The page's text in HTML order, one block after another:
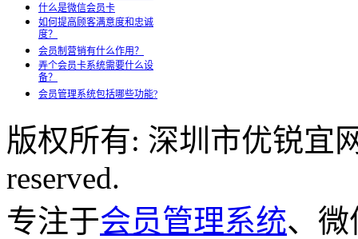
什么是微信会员卡
如何提高顾客满意度和忠诚
度？
会员制营销有什么作用？
弄个会员卡系统需要什么设
备？
会员管理系统包括哪些功能?
版权所有: 深圳市优锐宜
reserved.
专注于会员管理系统、